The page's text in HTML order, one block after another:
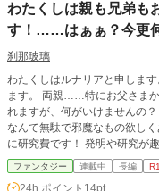
わたくしは親も兄弟も
す！……はぁぁ？今更
刹那玻璃
わたくしはルナリアと申しま
ます。 両親……特にお父さま
れますが、何がいけませんの？ ……いやですわ。 わたくしは、宝石とかドレス
なんて無駄で邪魔なもの欲し
に研究費です！ 発明や研究が
ていただきます！ 普通に稼げ？ 未成年なのだから、お父さまに頼んでお小遣い
を貰えばいい？ ……もう一度申し上げます、お父さまもお母さまもわたくしに
ファンタジー 連載中 長編
24h.ポイント 14pt